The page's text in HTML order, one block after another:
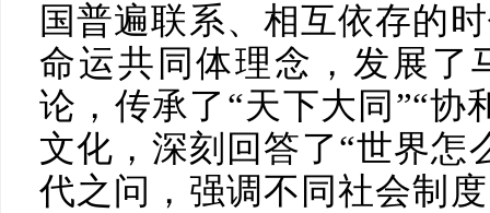
国普遍联系、相互依存的
命运共同体理念，发展了
论，传承了“天下大同”“协
文化，深刻回答了“世界怎
代之问，强调不同社会制